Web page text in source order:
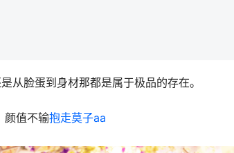
从脸蛋到身材那都是属于极品的存在。
颜值不输抱走莫子aa